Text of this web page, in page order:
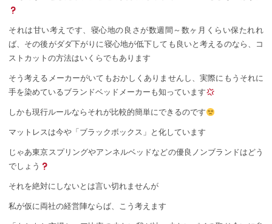
それは甘い考えです、寝心地の良さが数週間～数ヶ月くらい保たれれ
ば、その後がダダ下がりに寝心地が低下しても良いと考えるのなら、コ
ストカットの方法はいくらでもあります
そう考えるメーカーがいてもおかしくありませんし、実際にもうそれに
手を染めているブランドベッドメーカーも知っています
しかも現行ルールならそれが比較的簡単にできるのです
マットレスは今や「ブラックボックス」と化しています
じゃあ東京スプリングやアンネルベッドなどの優良ノンブランドはどう
でしょう
それを絶対にしないとは言い切れませんが
私が仮に両社の経営陣ならば、こう考えます